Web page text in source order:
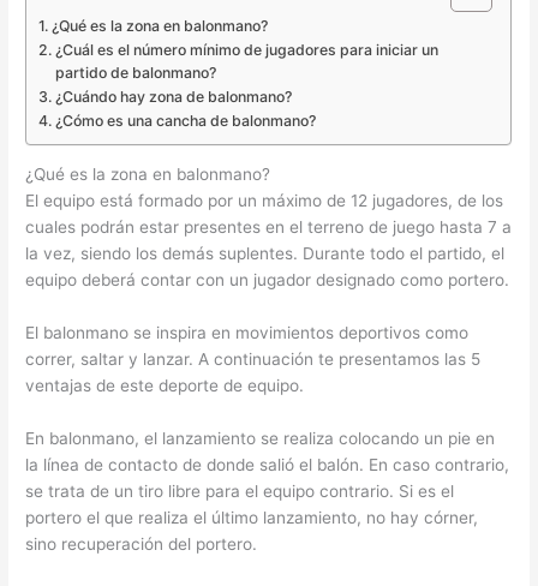
¿Qué es la zona en balonmano?
¿Cuál es el número mínimo de jugadores para iniciar un
partido de balonmano?
¿Cuándo hay zona de balonmano?
¿Cómo es una cancha de balonmano?
¿Qué es la zona en balonmano?
El equipo está formado por un máximo de 12 jugadores, de los
cuales podrán estar presentes en el terreno de juego hasta 7 a
la vez, siendo los demás suplentes. Durante todo el partido, el
equipo deberá contar con un jugador designado como portero.
El balonmano se inspira en movimientos deportivos como
correr, saltar y lanzar. A continuación te presentamos las 5
ventajas de este deporte de equipo.
En balonmano, el lanzamiento se realiza colocando un pie en
la línea de contacto de donde salió el balón. En caso contrario,
se trata de un tiro libre para el equipo contrario. Si es el
portero el que realiza el último lanzamiento, no hay córner,
sino recuperación del portero.